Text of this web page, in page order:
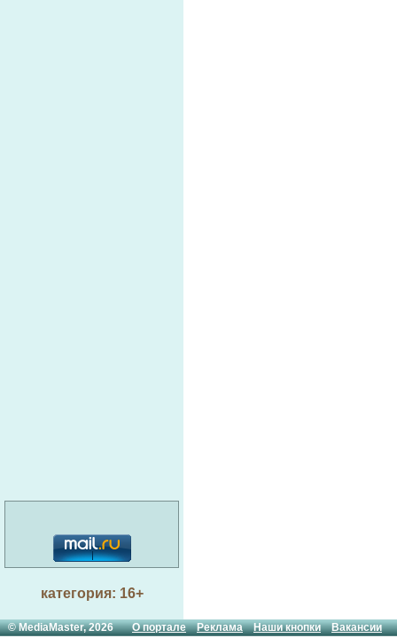
категория: 16+
© MediaMaster, 2026О портале Реклама Наши кнопки Вакансии